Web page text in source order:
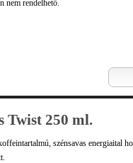
nem rendelhető.
Twist 250 ml.
szénsavas energiaital